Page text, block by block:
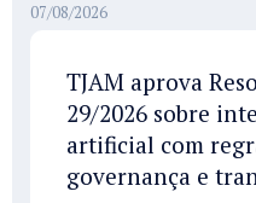
07/08/2026
TJAM aprova
29/2026 sobre
artificial com
governança e